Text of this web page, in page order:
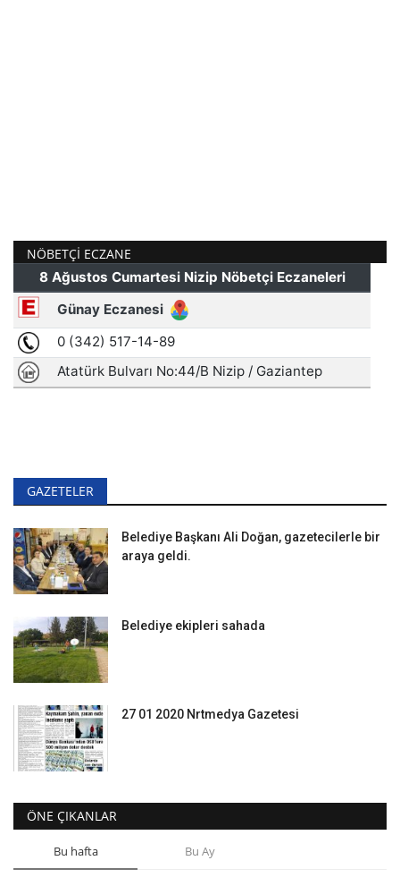
NÖBETÇI ECZANE
GAZETELER
Belediye Başkanı Ali Doğan, gazetecilerle bir
araya geldi.
Belediye ekipleri sahada
27 01 2020 Nrtmedya Gazetesi
ÖNE ÇIKANLAR
Bu hafta Bu Ay